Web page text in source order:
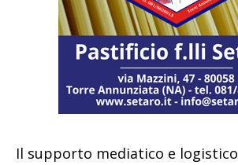
Il supporto mediatico e